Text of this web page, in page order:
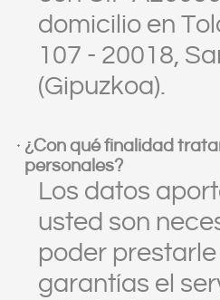
domicilio en
107 - 20018,
(Gipuzkoa).
¿Con qué finalidad
personales?
Los datos
usted son
poder
garantías el